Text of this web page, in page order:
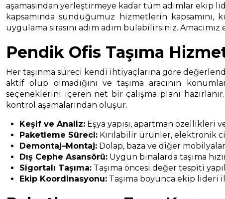
aşamasından yerleştirmeye kadar tüm adımlar ekip
kapsamında sunduğumuz hizmetlerin kapsamını,
uygulama sırasını adım adım bulabilirsiniz.
Pendik Ofis Taşıma
Her taşınma süreci kendi ihtiyaçlarına göre
aktif olup olmadığını ve taşıma aracının
seçeneklerini içeren net bir çalışma planı
kontrol aşamalarından oluşur.
Keşif ve Analiz: Eşya yapısı, apartman özellikleri
Paketleme Süreci: Kırılabilir ürünler, elektronik
Demontaj–Montaj: Dolap, baza ve diğer
Dış Cephe Asansörü: Uygun binalarda taşıma
Sigortalı Taşıma: Taşıma öncesi değer tespiti
Ekip Koordinasyonu: Taşıma boyunca ekip lideri